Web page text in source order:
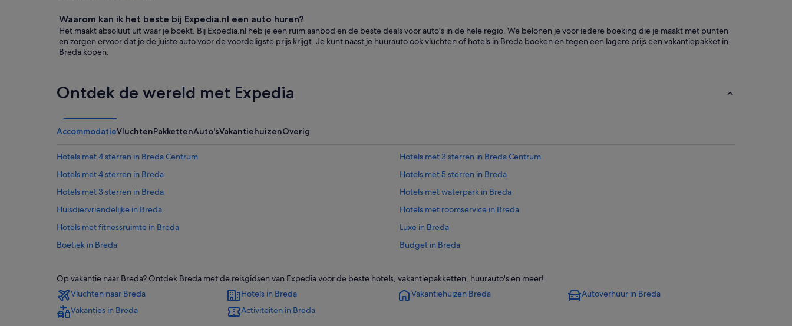
Waarom kan ik het beste bij Expedia.nl een auto huren?
Het maakt absoluut uit waar je boekt. Bij Expedia.nl heb je een ruim aanbod en de beste deals voor auto's in de hele regio. We belonen je voor iedere boeking die je maakt met punten
en zorgen ervoor dat je de juiste auto voor de voordeligste prijs krijgt. Je kunt naast je huurauto ook vluchten of hotels in Breda boeken en tegen een lagere prijs een vakantiepakket in
Breda kopen.
Ontdek de wereld met Expedia
AccommodatieVluchtenPakkettenAuto'sVakantiehuizenOverig
Hotels met 4 sterren in Breda Centrum
Hotels met 3 sterren in Breda Centrum
Hotels met 4 sterren in Breda
Hotels met 5 sterren in Breda
Hotels met 3 sterren in Breda
Hotels met waterpark in Breda
Huisdiervriendelijke in Breda
Hotels met roomservice in Breda
Hotels met fitnessruimte in Breda
Luxe in Breda
Boetiek in Breda
Budget in Breda
Hotels met wifi in Breda
Hotels voor volwassenen in Breda
Historische in Breda
Strand in Breda
Spa in Breda
Op vakantie naar Breda? Ontdek Breda met de reisgidsen van Expedia voor de beste hotels, vakantiepakketten, huurauto's en meer!
Vluchten naar Breda
Hotels in Breda Vakantiehuizen Breda
Autoverhuur in Breda
Vakanties in Breda
Activiteiten in Breda